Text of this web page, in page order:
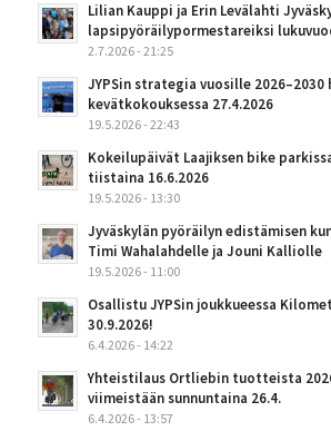
Lilian Kauppi ja Erin Levälahti
lapsipyöräilypormestareiksi
2.7.2026 - 21:25
JYPSin strategia vuosille
kevätkokouksessa 27.4.2026
19.5.2026 - 22:43
Kokeilupäivät Laajiksen bike
tiistaina 16.6.2026
19.5.2026 - 13:30
Jyväskylän pyöräilyn edistämisen
Timi Wahalahdelle ja Jouni Kalliolle
19.5.2026 - 11:00
Osallistu JYPSin joukkueessa
30.9.2026!
6.4.2026 - 14:22
Yhteistilaus Ortliebin tuotteista
viimeistään sunnuntaina 26.4.
6.4.2026 - 13:57